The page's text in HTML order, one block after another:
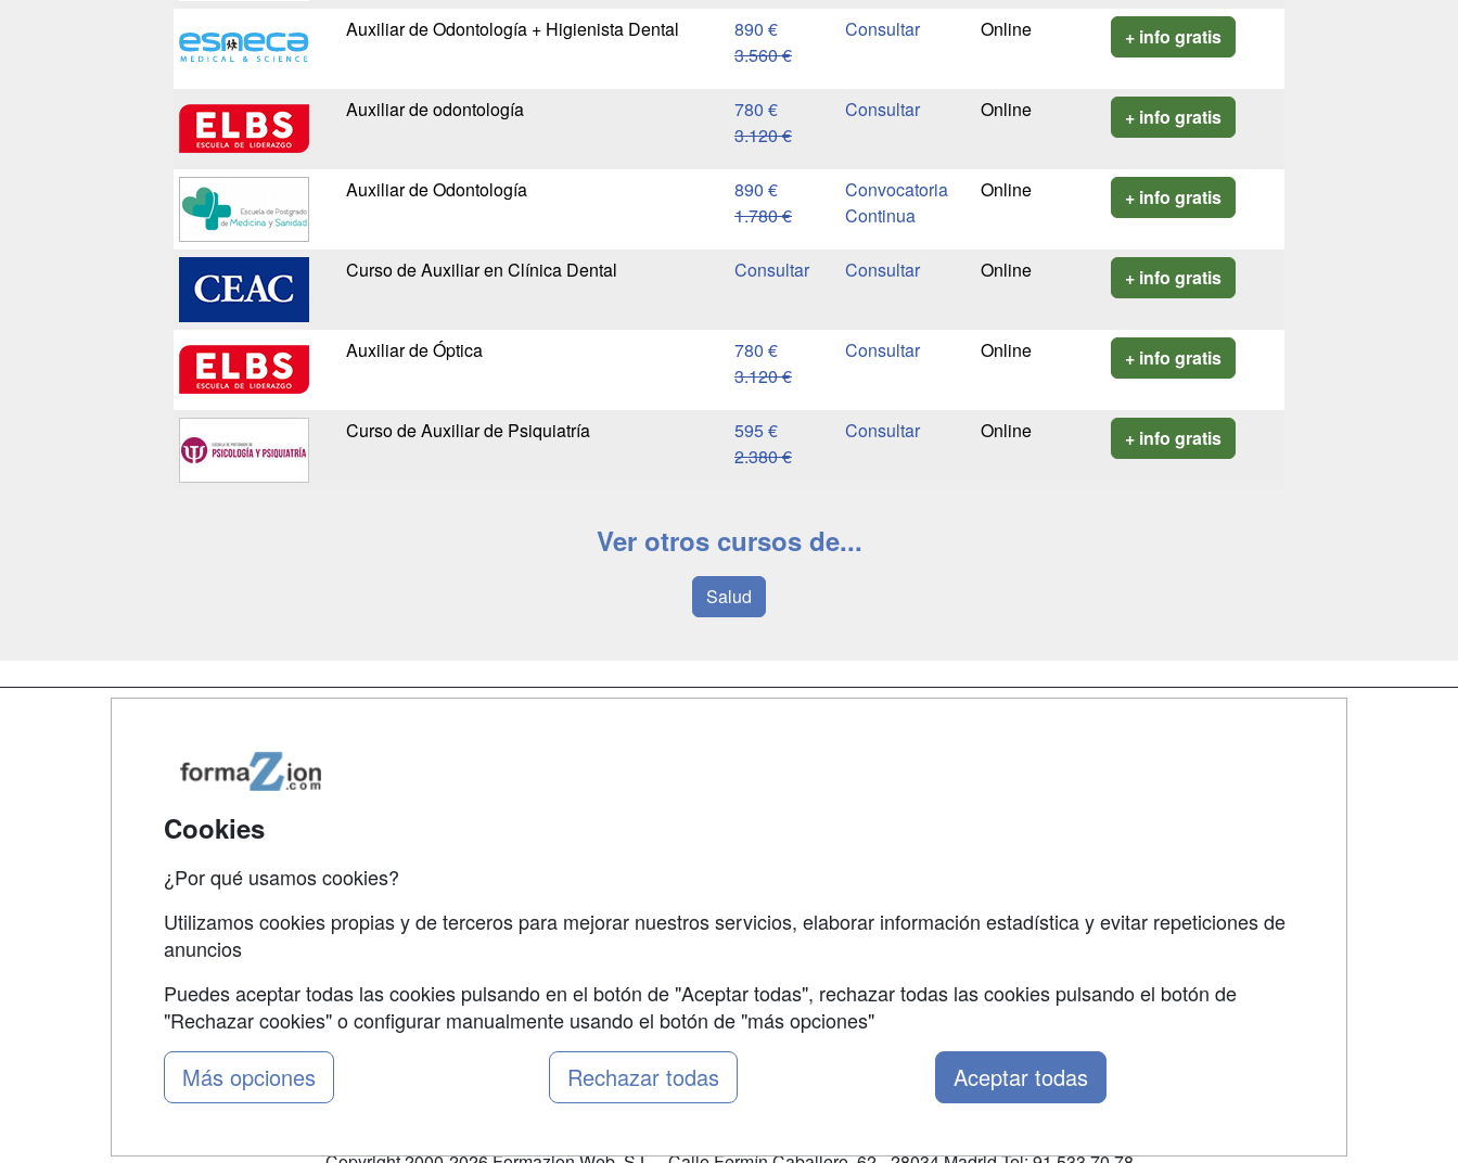
Auxiliar de Odontología + Higienista Dental
890 €
3.560 €
Online + info gratis
Auxiliar de odontología
780 €
3.120 €
Online + info gratis
Auxiliar de Odontología
890 €
1.780 €
Convocatoria
Continua
Online + info gratis
Curso de Auxiliar en Clínica Dental Online + info gratis
Auxiliar de Óptica
780 €
3.120 €
Online + info gratis
Curso de Auxiliar de Psiquiatría
595 €
2.380 €
Online + info gratis
Ver otros cursos de...
Salud
Grupo formazion:
Cookies
¿Por qué usamos cookies?
Utilizamos cookies propias y de terceros para mejorar nuestros servicios, elaborar información estadística y evitar repeticiones de
anuncios
Puedes aceptar todas las cookies pulsando en el botón de "Aceptar todas", rechazar todas las cookies pulsando el botón de
"Rechazar cookies" o configurar manualmente usando el botón de "más opciones"
Más opciones Rechazar todas Aceptar todas